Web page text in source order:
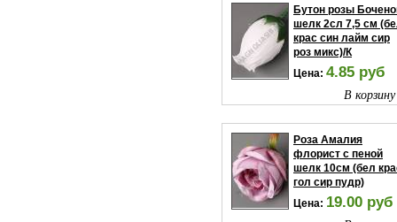
Бутон розы
шелк 2сл 7,5 см
крас син лайм сир
роз микс)/К
Цена: 4.85 руб
В
Роза Амалия
флорист с пеной
шелк 10см (бел
гол сир пудр)
Цена: 19.00 руб